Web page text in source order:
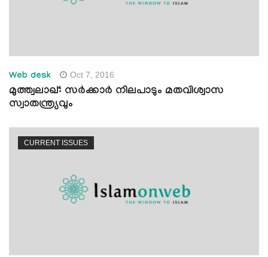
Web desk Oct 7, 2016
മുത്ത്വലാഖ്: സര്‍ക്കാര്‍ നിലപാടും മതവിശ്വാസ
സ്വാതന്ത്ര്യവും
CURRENT ISSUES